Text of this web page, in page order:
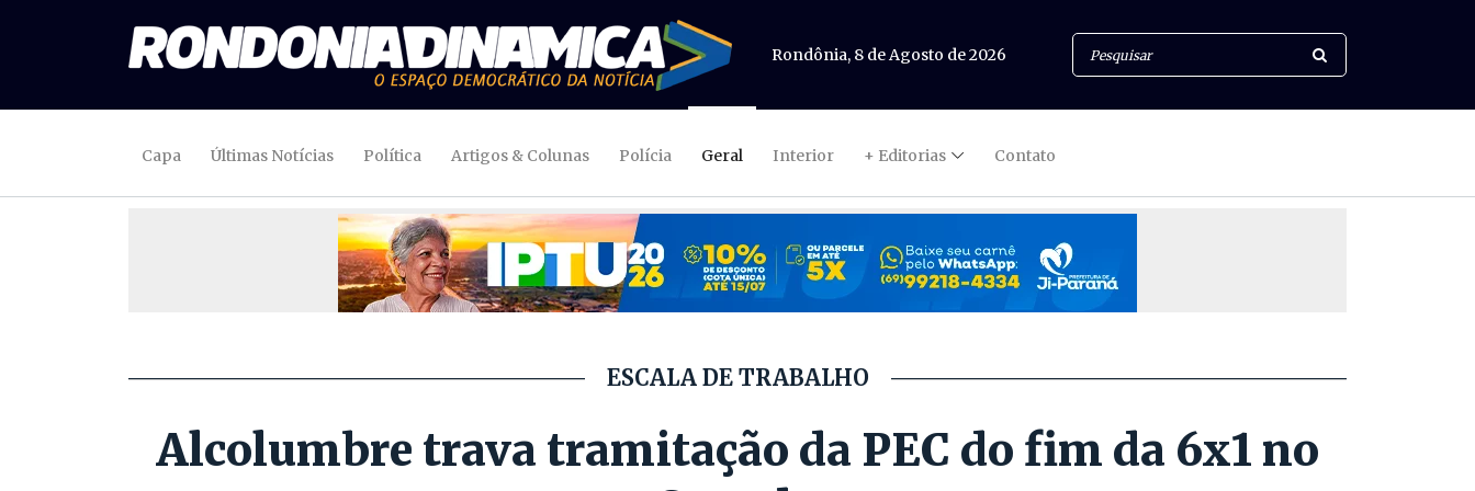
Rondônia, 8 de Agosto de 2026
Capa Últimas Notícias Política Artigos & Colunas Polícia Geral Interior + Editorias Contato
ESCALA DE TRABALHO
Alcolumbre trava tramitação da PEC do fim da 6x1 no